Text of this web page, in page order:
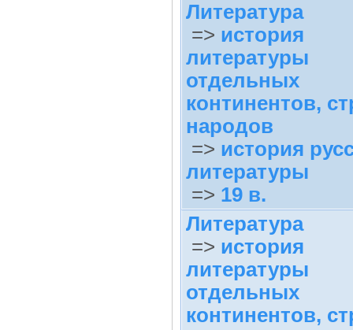
Литература
=> история
литературы
отдельных
континентов,
народов
=> история
литературы
=> 19 в.
Литература
=> история
литературы
отдельных
континентов,